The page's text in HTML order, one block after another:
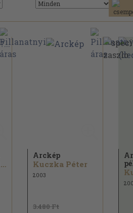
Vértessy Sándor...
Arckép
Kuczka Péter
2003
3.480 Ft